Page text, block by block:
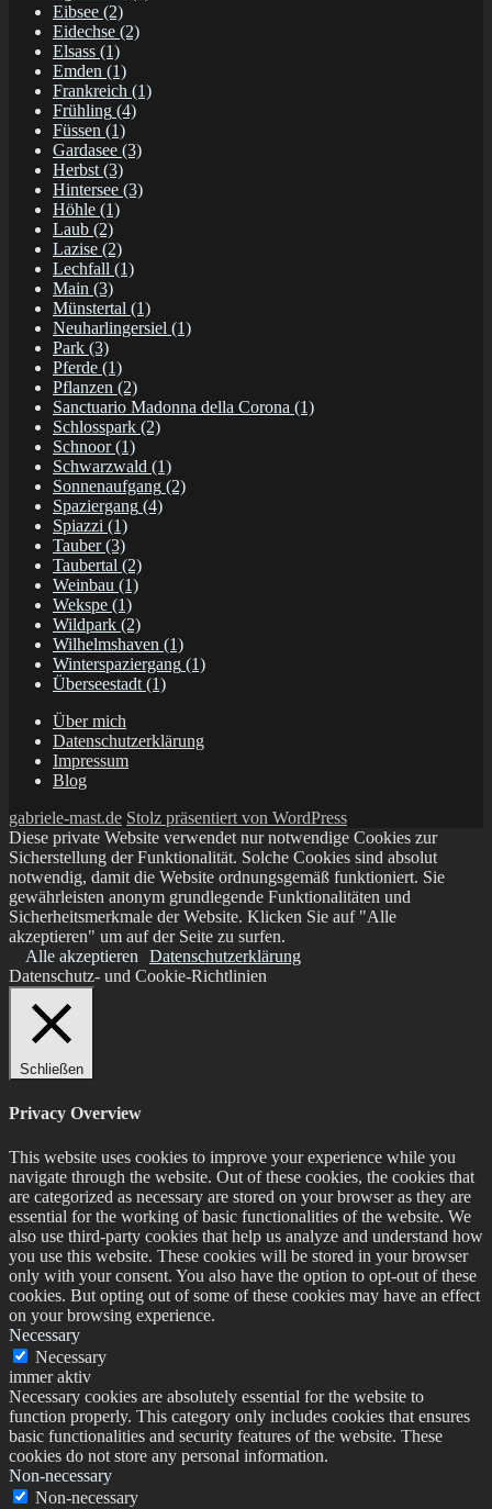
Eibsee (2)
Eidechse (2)
Elsass (1)
Emden (1)
Frankreich (1)
Frühling (4)
Füssen (1)
Gardasee (3)
Herbst (3)
Hintersee (3)
Höhle (1)
Laub (2)
Lazise (2)
Lechfall (1)
Main (3)
Münstertal (1)
Neuharlingersiel (1)
Park (3)
Pferde (1)
Pflanzen (2)
Sanctuario Madonna della Corona (1)
Schlosspark (2)
Schnoor(1)
Schwarzwald (1)
Sonnenaufgang (2)
Spaziergang (4)
Spiazzi (1)
Tauber(3)
Taubertal (2)
Weinbau (1)
Wekspe (1)
Wildpark (2)
Wilhelmshaven (1)
Winterspaziergang (1)
Überseestadt (1)
Über mich
Datenschutzerklärung
Impressum
Blog
gabriele-mast.de Stolz präsentiert von WordPress
Diese private Website verwendet nur notwendige Cookies zur
Sicherstellung der Funktionalität. Solche Cookies sind absolut
notwendig, damit die Website ordnungsgemäß funktioniert. Sie
gewährleisten anonym grundlegende Funktionalitäten und
Sicherheitsmerkmale der Website. Klicken Sie auf "Alle
akzeptieren" um auf der Seite zu surfen.
Alle akzeptieren
Datenschutzerklärung
Datenschutz- und Cookie-Richtlinien
Schließen
Privacy Overview
This website uses cookies to improve your experience while you
navigate through the website. Out of these cookies, the cookies that
are categorized as necessary are stored on your browser as they are
essential for the working of basic functionalities of the website. We
also use third-party cookies that help us analyze and understand how
you use this website. These cookies will be stored in your browser
only with your consent. You also have the option to opt-out of these
cookies. But opting out of some of these cookies may have an effect
on your browsing experience.
Necessary
Necessary
immer aktiv
Necessary cookies are absolutely essential for the website to
function properly. This category only includes cookies that ensures
basic functionalities and security features of the website. These
cookies do not store any personal information.
Non-necessary
Non-necessary